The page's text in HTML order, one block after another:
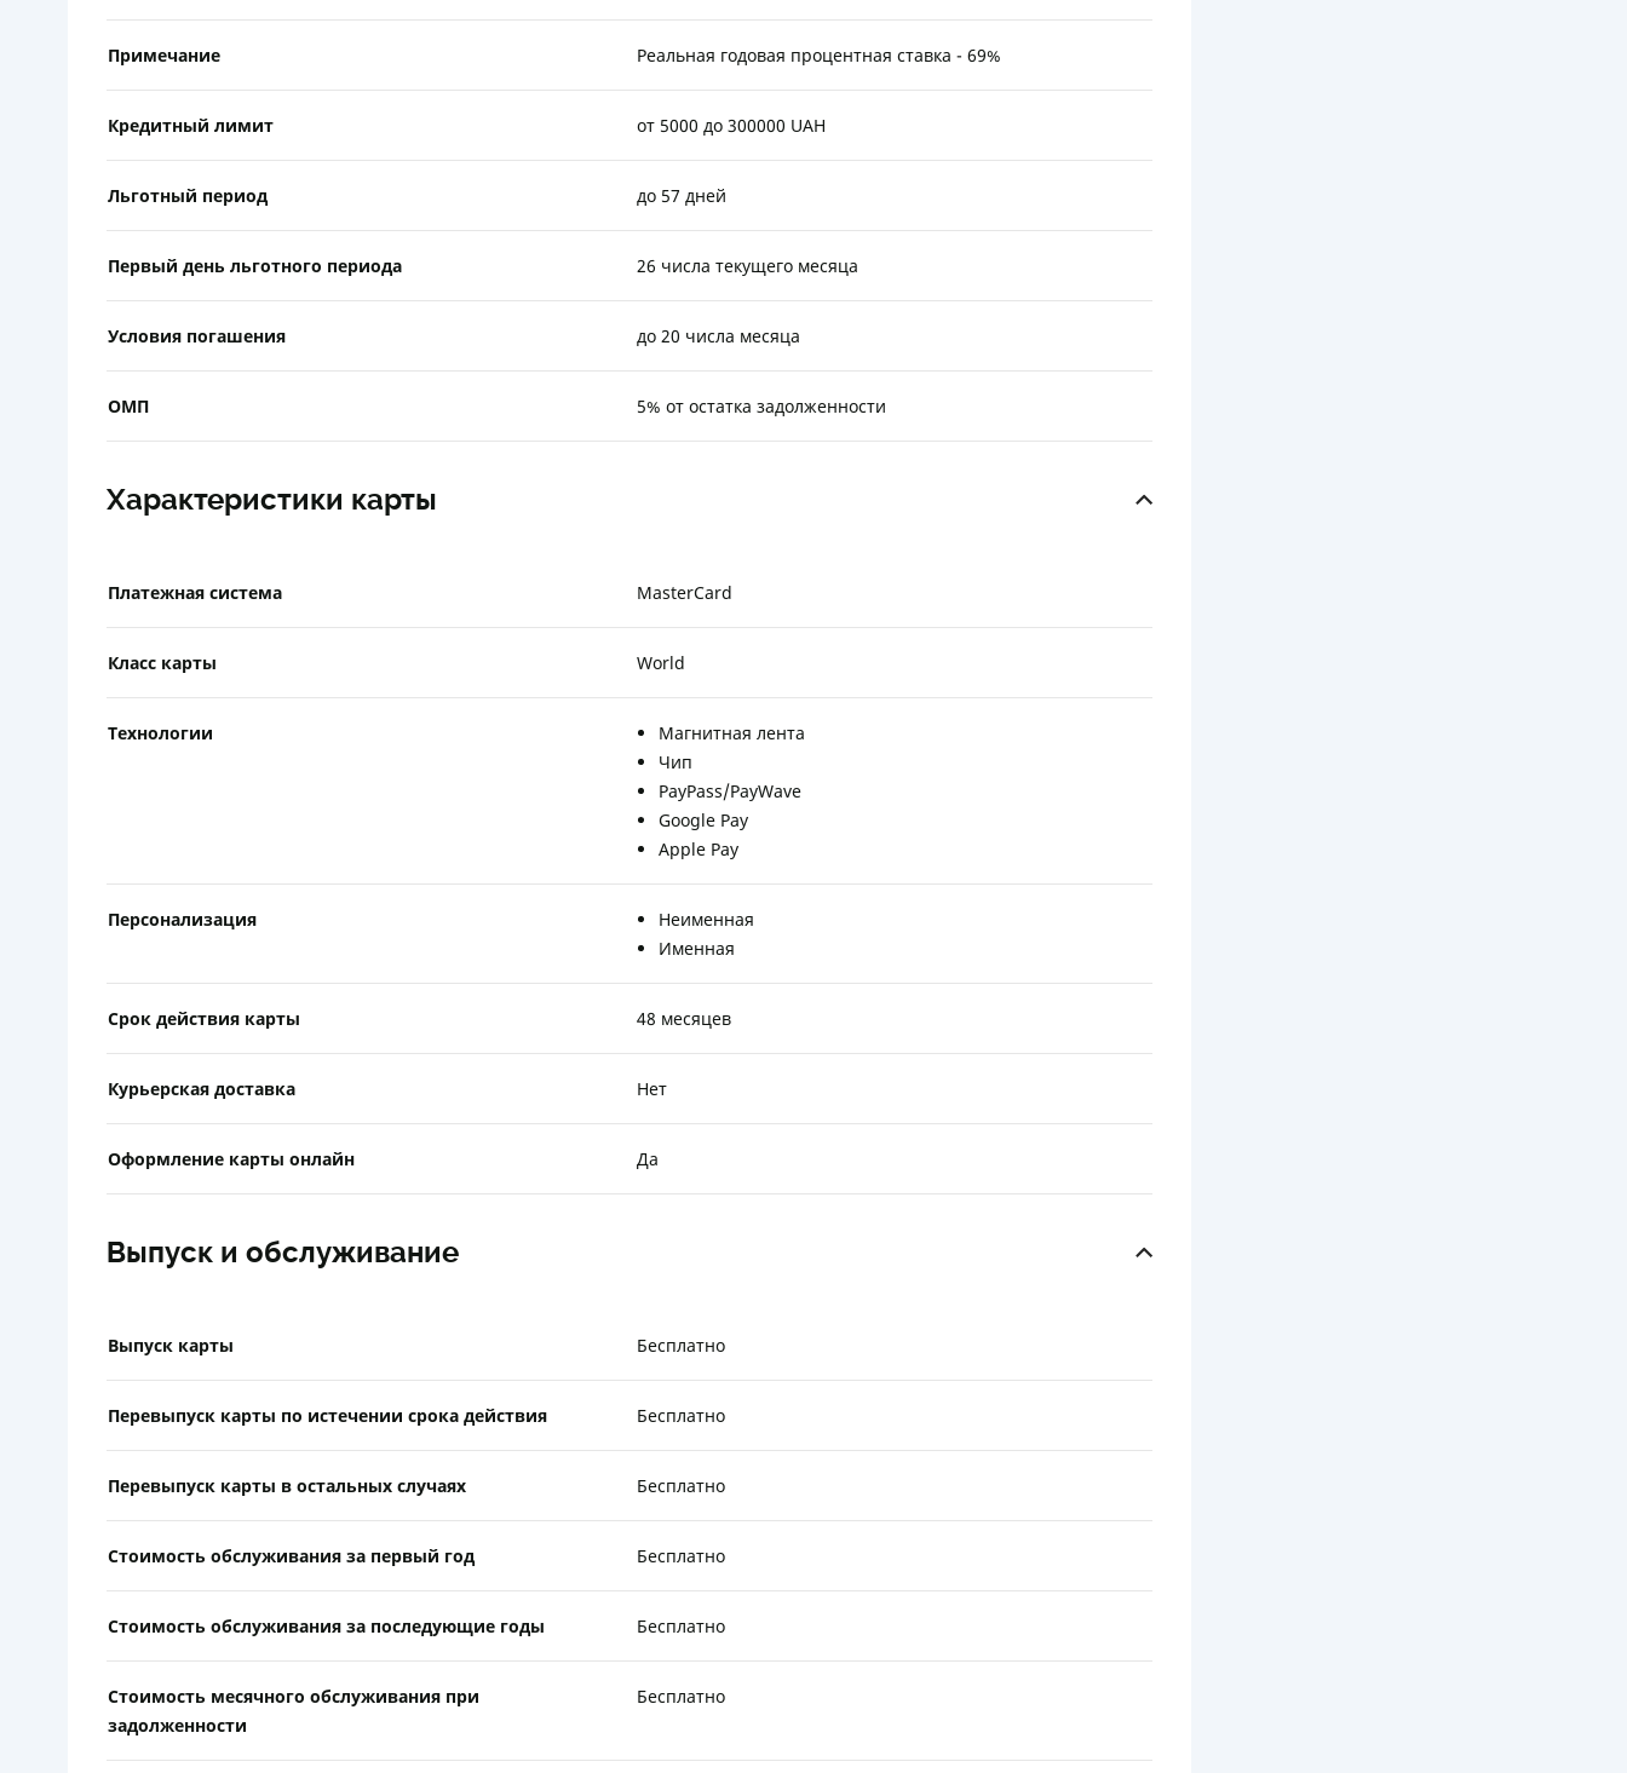
Примечание Реальная годовая процентная ставка - 69%
Кредитный лимит от 5000 до 300000 UAH
Льготный период до 57 дней
Первый день льготного периода 26 числа текущего месяца
Условия погашения до 20 числа месяца
ОМП 5% от остатка задолженности
Характеристики карты
Платежная система MasterCard
Класс карты World
Технологии
Магнитная лента
Чип
PayPass/PayWave
Google Pay
Apple Pay
Персонализация
Неименная
Именная
Срок действия карты 48 месяцев
Курьерская доставка Нет
Оформление карты онлайн Да
Выпуск и обслуживание
Выпуск карты Бесплатно
Перевыпуск карты по истечении срока действия Бесплатно
Перевыпуск карты в остальных случаях Бесплатно
Стоимость обслуживания за первый год Бесплатно
Стоимость обслуживания за последующие годы Бесплатно
Стоимость месячного обслуживания при
задолженности
Бесплатно